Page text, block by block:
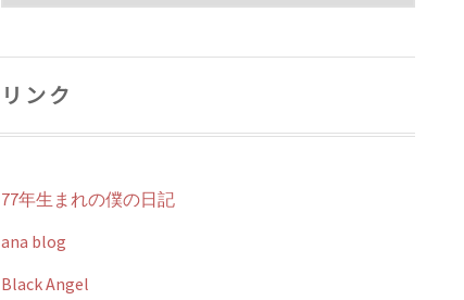
リンク
77年生まれの僕の日記
ana blog
Black Angel